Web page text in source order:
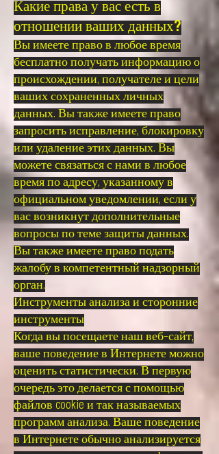
Какие права у вас есть в
отношении ваших данных?
Вы имеете право в любое время
бесплатно получать информацию о
происхождении, получателе и цели
ваших сохраненных личных
данных. Вы также имеете право
запросить исправление, блокировку
или удаление этих данных. Вы
можете связаться с нами в любое
время по адресу, указанному в
официальном уведомлении, если у
вас возникнут дополнительные
вопросы по теме защиты данных.
Вы также имеете право подать
жалобу в компетентный надзорный
орган.
Инструменты анализа и сторонние
инструменты
Когда вы посещаете наш веб-сайт,
ваше поведение в Интернете можно
оценить статистически. В первую
очередь это делается с помощью
файлов cookie и так называемых
программ анализа. Ваше поведение
в Интернете обычно анализируется